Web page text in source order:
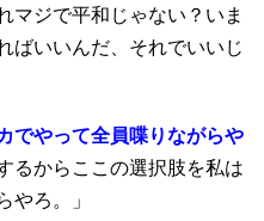
マジで平和じゃない？いま
ばいいんだ、それでいいじ
でやって全員喋りながらや
るからここの選択肢を私は
やろ。」